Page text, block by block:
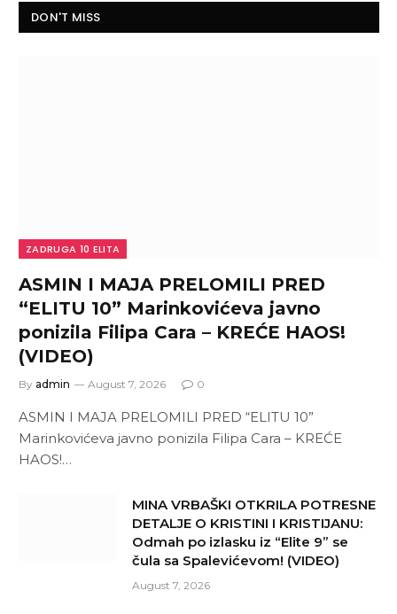
DON'T MISS
ZADRUGA 10 ELITA
ASMIN I MAJA PRELOMILI PRED
“ELITU 10” Marinkovićeva javno
ponizila Filipa Cara – KREĆE HAOS!
(VIDEO)
By admin August 7, 2026 0
ASMIN I MAJA PRELOMILI PRED “ELITU 10”
Marinkovićeva javno ponizila Filipa Cara – KREĆE
HAOS!…
MINA VRBAŠKI OTKRILA POTRESNE
DETALJE O KRISTINI I KRISTIJANU:
Odmah po izlasku iz “Elite 9” se
čula sa Spalevićevom! (VIDEO)
August 7, 2026